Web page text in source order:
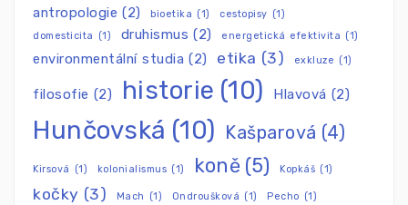
antropologie (2) bioetika (1) cestopisy (1)
domesticita
(1) druhismus (2) energetická efektivita (1)
environmentální studia (2) etika (3) exkluze (1)
filosofie (2) historie (10) Hlavová (2)
Hunčovská (10) Kašparová (4)
Kirsová (1) kolonialismus (1) koně (5) Kopkáš (1)
kočky (3) Mach (1) Ondroušková (1) Pecho (1)